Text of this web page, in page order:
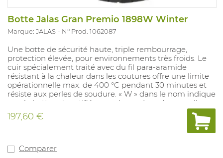
Botte Jalas Gran Premio 1898W Winter
Marque: JALAS N° Prod. 1062087
Une botte de sécurité haute, triple rembourrage,
protection élevée, pour environnements très froids. Le
cuir spécialement traité avec du fil para-aramide
résistant à la chaleur dans les coutures offre une limite
opérationnelle max. de 400 °C pendant 30 minutes et
résiste aux perles de soudure. « W » dans le nom indique
que la botte est certifiée pour le soudage. La semelle
extérieure en nitrile résistant à l’huile et à la chaleur
offre une excellente adhérence et l’embout de sécurité
zones de protection antichocs en PORON® XRD®
197,60 €
Comparer